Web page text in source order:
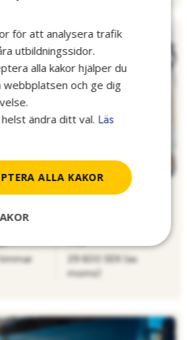
140 timmar,
Distans
29 600 SEK (ex.
moms)
för att analysera trafik
utbildningssidor.
alla kakor hjälper du
och ge dig
ändra ditt val. Läs
ALLA KAKOR